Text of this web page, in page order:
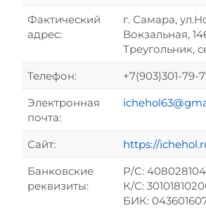
Фактический
адрес:
г. Самара,
Вокзальная,
Треугольник,
Телефон:
+7(903)301-79-
Электронная
почта:
Сайт:
https://
Банковские
реквизиты:
Р/С:
К/С:
БИК: